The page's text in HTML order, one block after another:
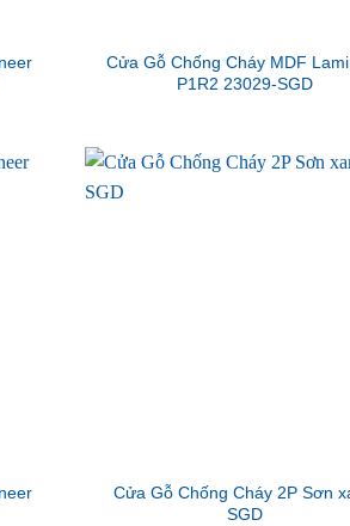
Cửa Gỗ Chống Cháy MDF
P1R2 23029-SGD
Cửa Gỗ Chống Cháy 2P Sơn
SGD